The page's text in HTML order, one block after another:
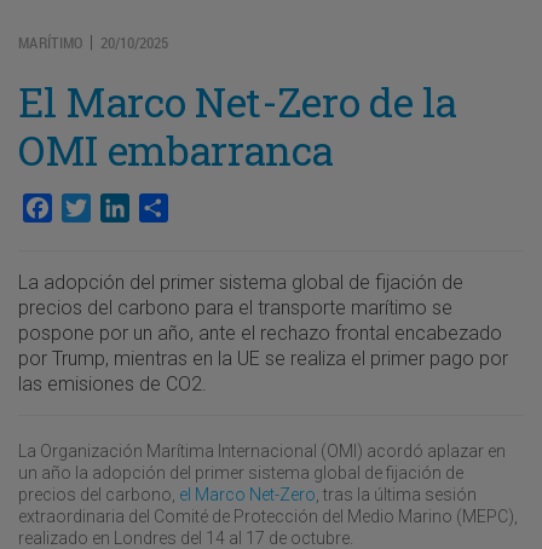
MARÍTIMO | 20/10/2025
El Marco Net-Zero de la
OMI embarranca
Facebook
TwitterLinkedIn
La adopción del primer sistema global de fijación de
precios del carbono para el transporte marítimo se
pospone por un año, ante el rechazo frontal encabezado
por Trump, mientras en la UE se realiza el primer pago por
las emisiones de CO2.
La Organización Marítima Internacional (OMI) acordó aplazar en
un año la adopción del primer sistema global de fijación de
precios del carbono, el Marco Net-Zero , tras la última sesión
extraordinaria del Comité de Protección del Medio Marino (MEPC),
realizado en Londres del 14 al 17 de octubre.